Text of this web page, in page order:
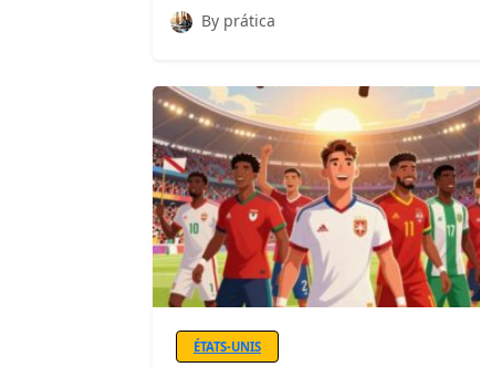
By prática
ÉTATS-UNIS